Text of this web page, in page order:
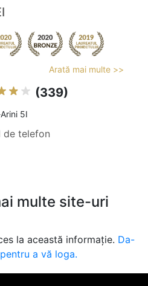
Arată mai multe >>
(339)
5I
de telefon
multe site-uri
la această informație. Da-
a vă loga.